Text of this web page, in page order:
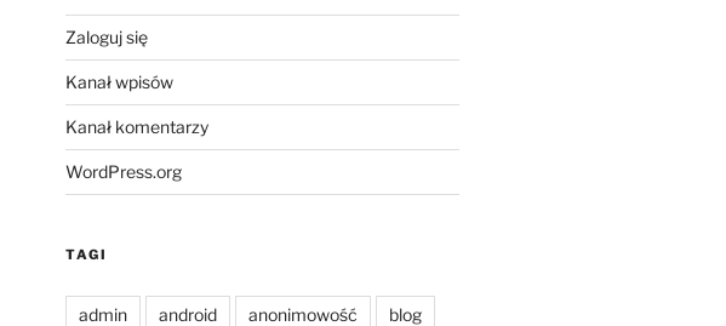
Zaloguj się
Kanał wpisów
Kanał komentarzy
WordPress.org
TAGI
admin android anonimowość blog